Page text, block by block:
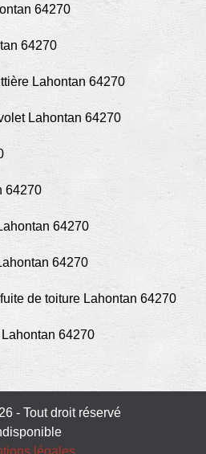
64270
64270
Lahontan 64270
Lahontan 64270
64270
64270
64270
de toiture Lahontan 64270
64270
- Tout droit réservé
légales